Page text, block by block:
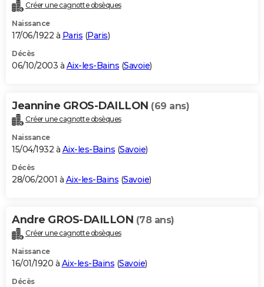
Créer une cagnotte obsèques
Naissance
17/06/1922 à Paris (Paris)
Décès
06/10/2003 à Aix-les-Bains (Savoie)
Jeannine GROS-DAILLON (69 ans)
Créer une cagnotte obsèques
Naissance
15/04/1932 à Aix-les-Bains (Savoie)
Décès
28/06/2001 à Aix-les-Bains (Savoie)
Andre GROS-DAILLON (78 ans)
Créer une cagnotte obsèques
Naissance
16/01/1920 à Aix-les-Bains (Savoie)
Décès